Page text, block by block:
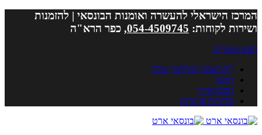
המרכז הישראלי להעשרה ואומנות הבונסאי | להזמנות
ושירות לקוחות: 054-4509745, כפר הרא"ה
חפש מוצרים
הרשמה לניוזלטר שלנו
תקנון
גיפטקארד
מדיניות פרטיות